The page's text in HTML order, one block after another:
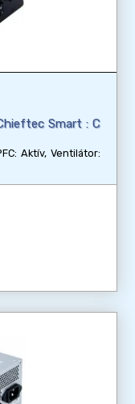
Smart : C
Aktív, Ventilátor: